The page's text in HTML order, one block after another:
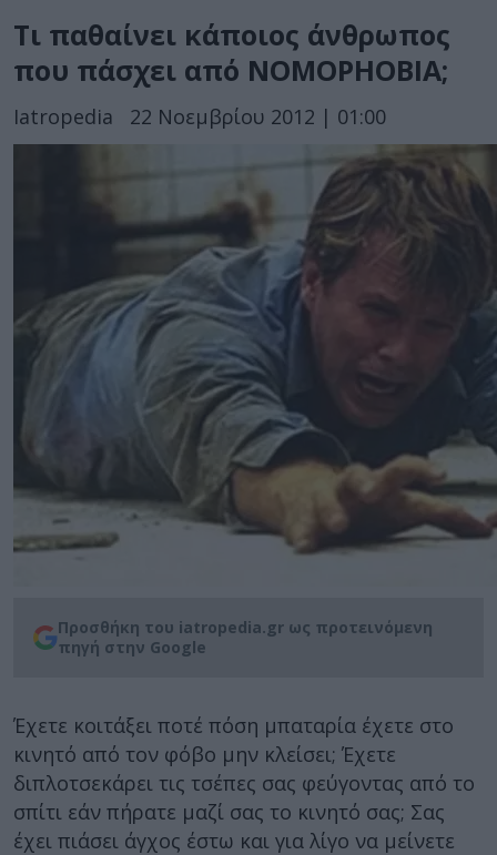
Τι παθαίνει κάποιος άνθρωπος
που πάσχει από NOMOPHOBIA;
Iatropedia 22 Νοεμβρίου 2012 | 01:00
Προσθήκη του iatropedia.gr ως προτεινόμενη
πηγή στην Google
Έχετε κοιτάξει ποτέ πόση μπαταρία έχετε στο
κινητό από τον φόβο μην κλείσει; Έχετε
διπλοτσεκάρει τις τσέπες σας φεύγοντας από το
σπίτι εάν πήρατε μαζί σας το κινητό σας; Σας
έχει πιάσει άγχος έστω και για λίγο να μείνετε